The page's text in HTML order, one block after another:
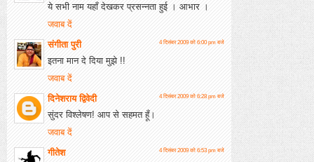
ये सभी नाम यहाँ देखकर प्रसन्नता हुई । आभार ।
जवाब दें
संगीता पुरी
4 दिसंबर 2009 को 6:00 pm बजे
इतना मान दे दिया मुझे !!
जवाब दें
दिनेशराय द्विवेदी
4 दिसंबर 2009 को 6:28 pm बजे
सुंदर विश्लेषण! आप से सहमत हूँ।
जवाब दें
गीतेश
4 दिसंबर 2009 को 6:53 pm बजे